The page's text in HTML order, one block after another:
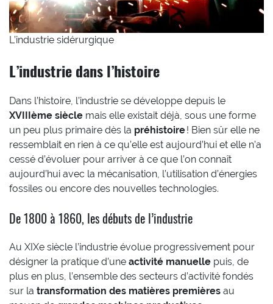
L’industrie sidérurgique
L’industrie dans l’histoire
Dans l’histoire, l’industrie se développe depuis le
XVIIIème siècle mais elle existait déjà, sous une forme
un peu plus primaire dès la préhistoire! Bien sûr elle ne
ressemblait en rien à ce qu’elle est aujourd’hui et elle n’a
cessé d’évoluer pour arriver à ce que l’on connaît
aujourd’hui avec la mécanisation, l’utilisation d’énergies
fossiles ou encore des nouvelles technologies.
De 1800 à 1860, les débuts de l’industrie
Au XIXe siècle l’industrie évolue progressivement pour
désigner la pratique d’une activité manuelle puis, de
plus en plus, l’ensemble des secteurs d’activité fondés
sur la transformation des matières premières au